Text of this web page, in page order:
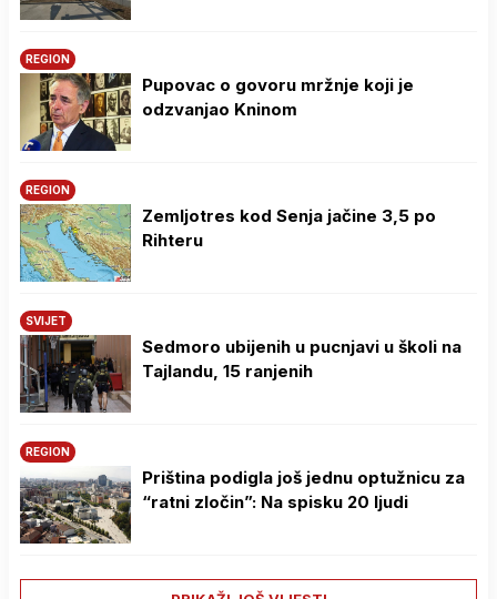
REGION
Pupovac o govoru mržnje koji je
odzvanjao Kninom
REGION
Zemljotres kod Senja jačine 3,5 po
Rihteru
SVIJET
Sedmoro ubijenih u pucnjavi u školi na
Tajlandu, 15 ranjenih
REGION
Priština podigla još jednu optužnicu za
“ratni zločin”: Na spisku 20 ljudi